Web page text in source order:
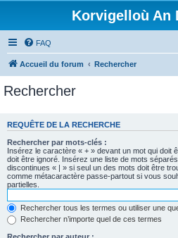
Korvigelloù An
FAQ
Accueil du forum Rechercher
Rechercher
REQUÊTE DE LA RECHERCHE
Rechercher par mots-clés :
Insérez le caractère « + » devant un mot qui doit
doit être ignoré. Insérez une liste de mots
discontinues « | » si seul un des mots doit être
comme métacaractère passe-partout si vous
partielles.
Rechercher tous les termes ou utiliser une
Rechercher n’importe quel de ces termes